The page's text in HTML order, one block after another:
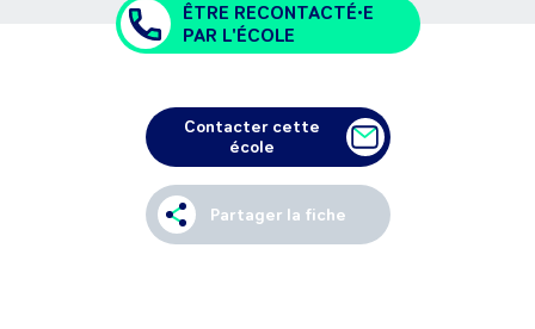
ÊTRE RECONTACTÉ•E
PAR L'ÉCOLE
Contacter cette
école
Partager la fiche